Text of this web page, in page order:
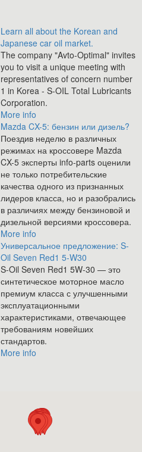
Learn all about the Korean and
Japanese car oil market.
The company "Avto-Optimal" invites
you to visit a unique meeting with
representatives of concern number
1 in Korea - S-OIL Total Lubricants
Corporation.
More info
Mazda CX-5: бензин или дизель?
Поездив неделю в различных
режимах на кроссовере Mazda
CX-5 эксперты info-parts оценили
не только потребительские
качества одного из признанных
лидеров класса, но и разобрались
в различиях между бензиновой и
дизельной версиями кроссовера.
More info
Универсальное предложение: S-
Oil Seven Red1 5-W30
S-Oil Seven Red1 5W-30 — это
синтетическое моторное масло
премиум класса с улучшенными
эксплуатационными
характеристиками, отвечающее
требованиям новейших
стандартов.
More info